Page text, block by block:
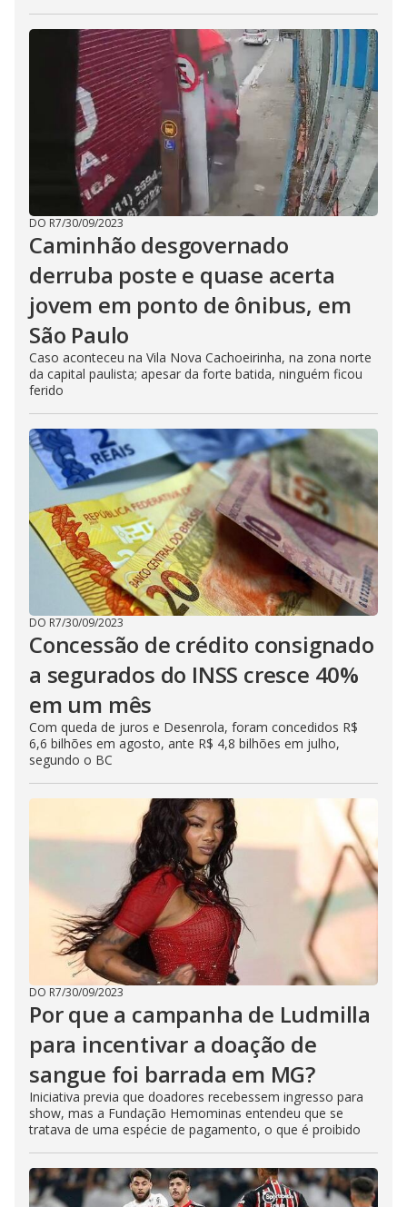
DO R7/30/09/2023
Caminhão desgovernado
derruba poste e quase acerta
jovem em ponto de ônibus, em
São Paulo
Caso aconteceu na Vila Nova Cachoeirinha, na zona norte
da capital paulista; apesar da forte batida, ninguém ficou
ferido
DO R7/30/09/2023
Concessão de crédito consignado
a segurados do INSS cresce 40%
em um mês
Com queda de juros e Desenrola, foram concedidos R$
6,6 bilhões em agosto, ante R$ 4,8 bilhões em julho,
segundo o BC
DO R7/30/09/2023
Por que a campanha de Ludmilla
para incentivar a doação de
sangue foi barrada em MG?
Iniciativa previa que doadores recebessem ingresso para
show, mas a Fundação Hemominas entendeu que se
tratava de uma espécie de pagamento, o que é proibido